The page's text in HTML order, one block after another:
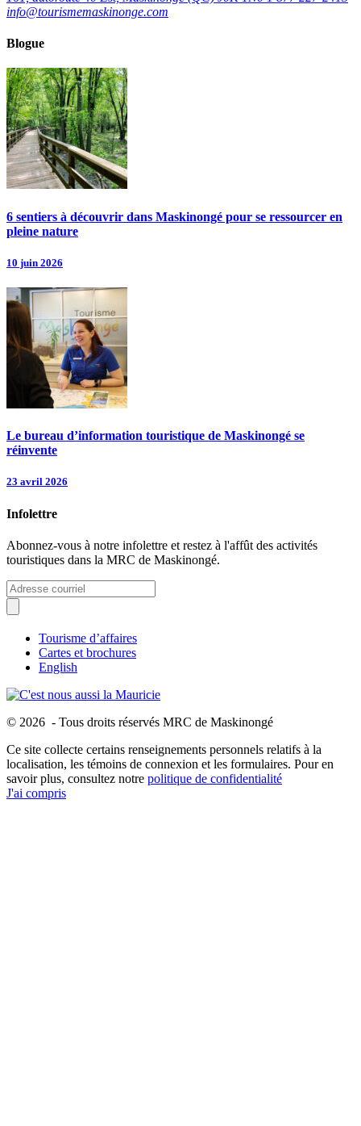
info@tourismemaskinonge.com
Blogue
6 sentiers à découvrir dans Maskinongé pour se ressourcer en
pleine nature
10 juin 2026
Le bureau d’information touristique de Maskinongé se
réinvente
23 avril 2026
Infolettre
Abonnez-vous à notre infolettre et restez à l'affût des activités
touristiques dans la MRC de Maskinongé.
Tourisme d’affaires
Cartes et brochures
English
© 2026 - Tous droits réservés MRC de Maskinongé
Ce site collecte certains renseignements personnels relatifs à la
localisation, les témoins de connexion et les formulaires. Pour en
savoir plus, consultez notre politique de confidentialité
J'ai compris